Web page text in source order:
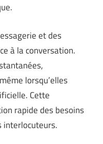
et des
à la conversation.
lorsqu’elles
Cette
rapide des besoins
interlocuteurs.